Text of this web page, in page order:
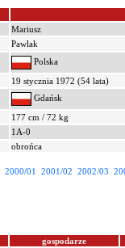
Mariusz
Pawlak
Polska
19 stycznia 1972 (54 lata)
Gdańsk
177 cm / 72 kg
1A-0
obrońca
2000/01 2001/02 2002/03
gospodarze